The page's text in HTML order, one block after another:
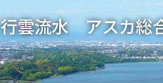
行雲流水 アスカ総